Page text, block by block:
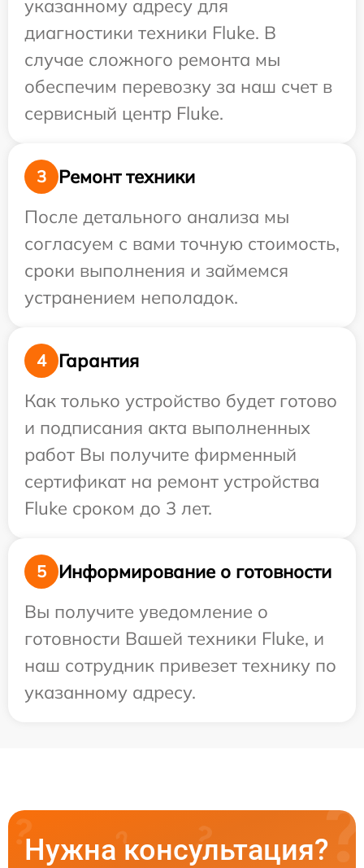
указанному адресу для
диагностики техники Fluke. В
случае сложного ремонта мы
обеспечим перевозку за наш счет в
сервисный центр Fluke.
3
Ремонт техники
После детального анализа мы
согласуем с вами точную стоимость,
сроки выполнения и займемся
устранением неполадок.
4
Гарантия
Как только устройство будет готово
и подписания акта выполненных
работ Вы получите фирменный
сертификат на ремонт устройства
Fluke сроком до 3 лет.
5
Информирование о готовности
Вы получите уведомление о
готовности Вашей техники Fluke, и
наш сотрудник привезет технику по
указанному адресу.
Нужна консультация?